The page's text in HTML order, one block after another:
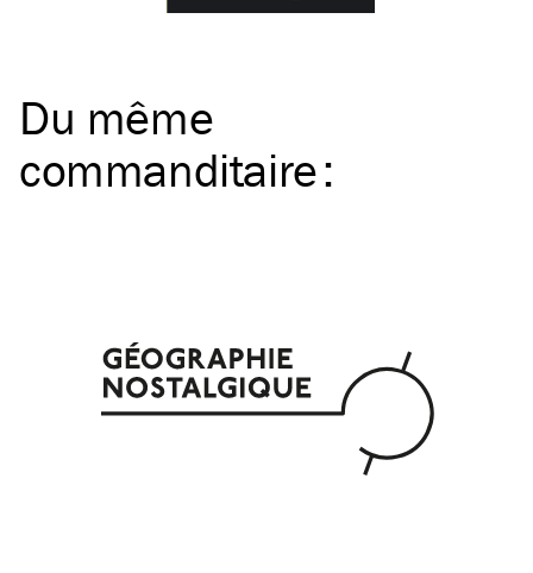
Du même
commanditaire: